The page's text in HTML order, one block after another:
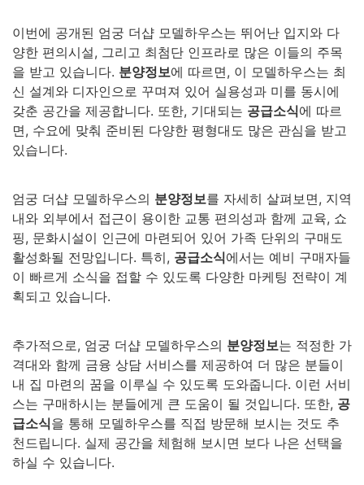
이번에 공개된 엄궁 더샵 모델하우스는 뛰어난 입지와 다
양한 편의시설, 그리고 최첨단 인프라로 많은 이들의 주목
을 받고 있습니다. 분양정보에 따르면, 이 모델하우스는 최
신 설계와 디자인으로 꾸며져 있어 실용성과 미를 동시에
갖춘 공간을 제공합니다. 또한, 기대되는 공급소식에 따르
면, 수요에 맞춰 준비된 다양한 평형대도 많은 관심을 받고
있습니다.
엄궁 더샵 모델하우스의 분양정보를 자세히 살펴보면, 지역
내와 외부에서 접근이 용이한 교통 편의성과 함께 교육, 쇼
핑, 문화시설이 인근에 마련되어 있어 가족 단위의 구매도
활성화될 전망입니다. 특히, 공급소식에서는 예비 구매자들
이 빠르게 소식을 접할 수 있도록 다양한 마케팅 전략이 계
획되고 있습니다.
추가적으로, 엄궁 더샵 모델하우스의 분양정보는 적정한 가
격대와 함께 금융 상담 서비스를 제공하여 더 많은 분들이
내 집 마련의 꿈을 이루실 수 있도록 도와줍니다. 이런 서비
스는 구매하시는 분들에게 큰 도움이 될 것입니다. 또한, 공
급소식을 통해 모델하우스를 직접 방문해 보시는 것도 추
천드립니다. 실제 공간을 체험해 보시면 보다 나은 선택을
하실 수 있습니다.